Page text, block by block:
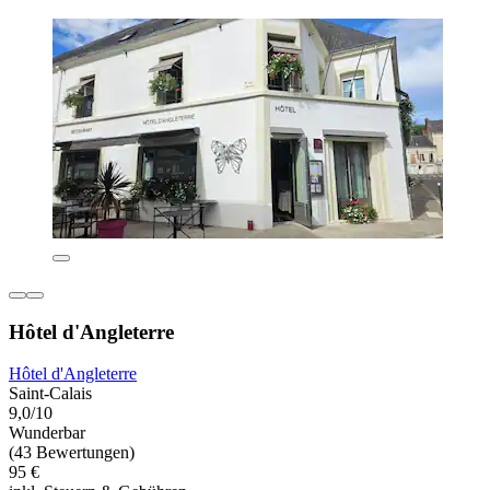
Hôtel d'Angleterre
Hôtel d'Angleterre
Saint-Calais
9,0/10
Wunderbar
(43 Bewertungen)
95 €